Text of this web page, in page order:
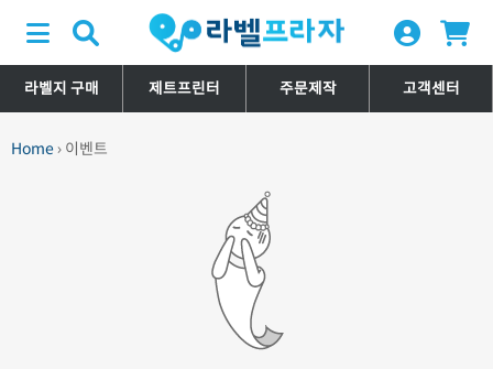
라벨지 구매 제트프린터 주문제작 고객센터
Home› 이벤트